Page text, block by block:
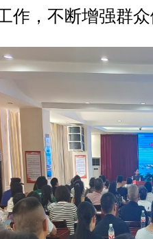
作，不断增强群